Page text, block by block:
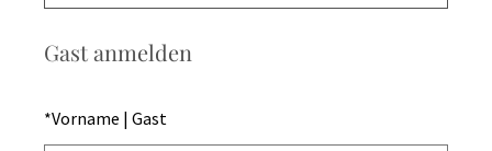
Gast anmelden
*Vorname | Gast